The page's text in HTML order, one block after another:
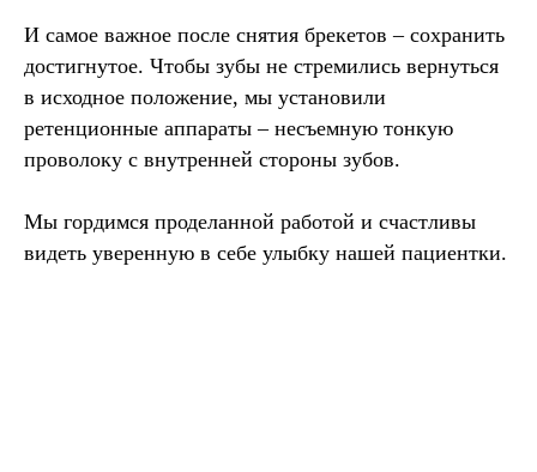
И самое важное после снятия брекетов – сохранить
достигнутое. Чтобы зубы не стремились вернуться
в исходное положение, мы установили
ретенционные аппараты – несъемную тонкую
проволоку с внутренней стороны зубов.
Мы гордимся проделанной работой и счастливы
видеть уверенную в себе улыбку нашей пациентки.